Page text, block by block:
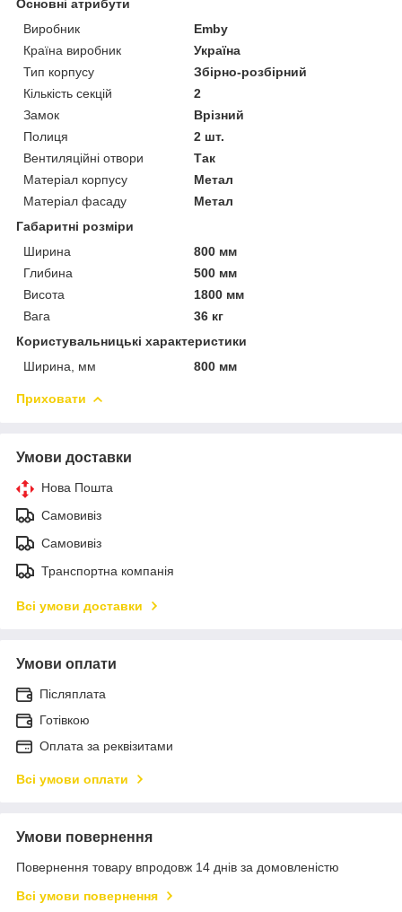
Основні атрибути
Виробник
Emby
Країна виробник
Україна
Тип корпусу
Збірно-розбірний
Кількість секцій
2
Замок
Врізний
Полиця
2 шт.
Вентиляційні отвори
Так
Матеріал корпусу
Метал
Матеріал фасаду
Метал
Габаритні розміри
Ширина
800 мм
Глибина
500 мм
Висота
1800 мм
Вага
36 кг
Користувальницькі характеристики
Ширина, мм
800 мм
Приховати
Умови доставки
Нова Пошта
Самовивіз
Самовивіз
Транспортна компанія
Всі умови доставки
Умови оплати
Післяплата
Готівкою
Оплата за реквізитами
Всі умови оплати
Умови повернення
Повернення товару впродовж 14 днів за домовленістю
Всі умови повернення